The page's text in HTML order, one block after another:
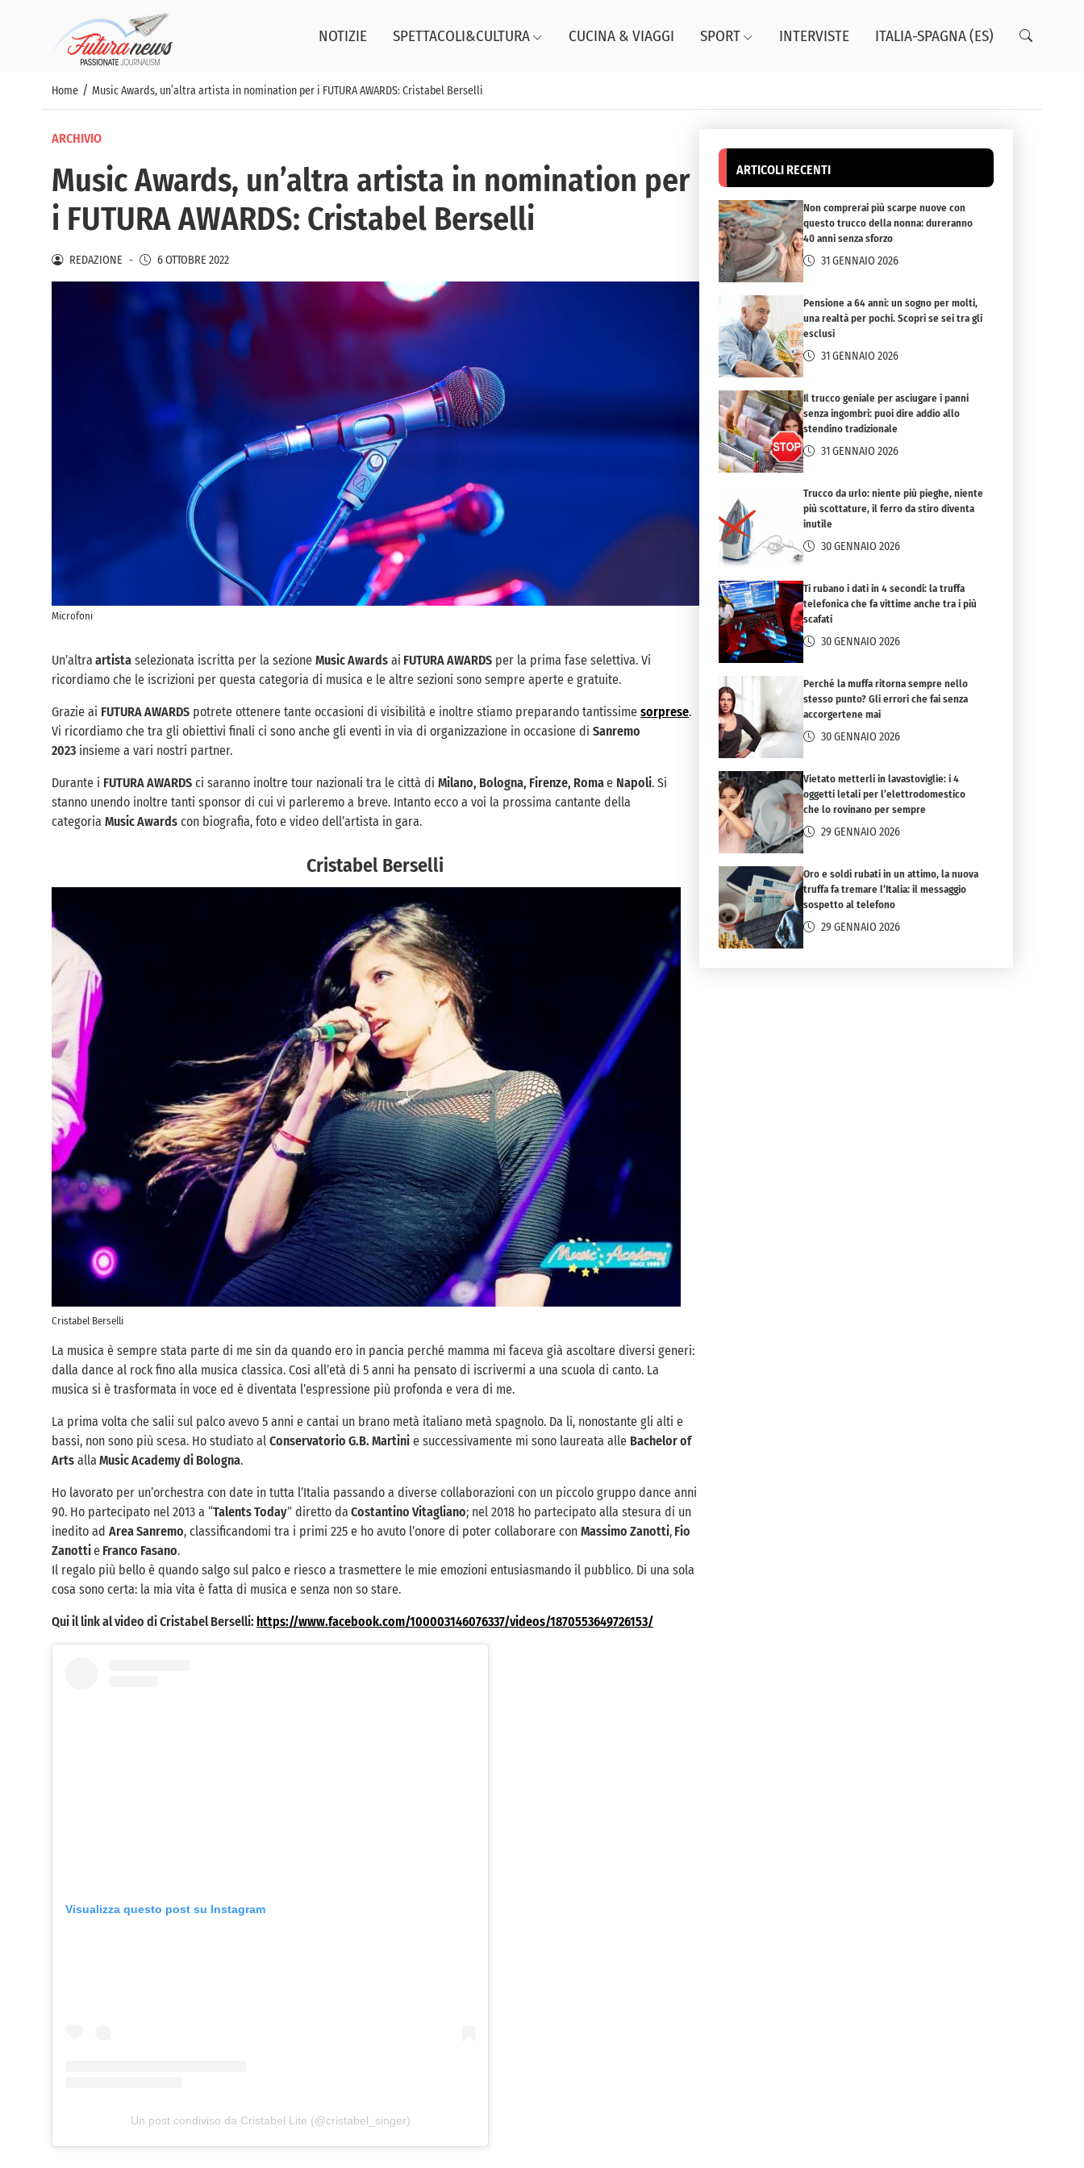
NOTIZIE SPETTACOLI&CULTURA CUCINA & VIAGGI SPORT INTERVISTE ITALIA-SPAGNA (ES)
Home / Music Awards, un’altra artista in nomination per i FUTURA AWARDS: Cristabel Berselli
ARCHIVIO
Music Awards, un’altra artista in nomination per
i FUTURA AWARDS: Cristabel Berselli
REDAZIONE - 6 OTTOBRE 2022
Microfoni
Un’altra artista selezionata iscritta per la sezione Music Awards ai FUTURA AWARDS per la prima fase selettiva. Vi
ricordiamo che le iscrizioni per questa categoria di musica e le altre sezioni sono sempre aperte e gratuite.
Grazie ai FUTURA AWARDS potrete ottenere tante occasioni di visibilità e inoltre stiamo preparando tantissime sorprese.
Vi ricordiamo che tra gli obiettivi finali ci sono anche gli eventi in via di organizzazione in occasione di Sanremo
2023 insieme a vari nostri partner.
Durante i FUTURA AWARDS ci saranno inoltre tour nazionali tra le città di Milano, Bologna, Firenze, Romae Napoli. Si
stanno unendo inoltre tanti sponsor di cui vi parleremo a breve. Intanto ecco a voi la prossima cantante della
categoria Music Awards con biografia, foto e video dell’artista in gara.
Cristabel Berselli
Cristabel Berselli
La musica è sempre stata parte di me sin da quando ero in pancia perché mamma mi faceva già ascoltare diversi generi:
dalla dance al rock fino alla musica classica. Così all’età di 5 anni ha pensato di iscrivermi a una scuola di canto. La
musica si è trasformata in voce ed è diventata l’espressione più profonda e vera di me.
La prima volta che salii sul palco avevo 5 anni e cantai un brano metà italiano metà spagnolo. Da lì, nonostante gli alti e
bassi, non sono più scesa. Ho studiato al Conservatorio G.B. Martini e successivamente mi sono laureata alle Bachelor of
Arts alla Music Academy di Bologna.
Ho lavorato per un’orchestra con date in tutta l’Italia passando a diverse collaborazioni con un piccolo gruppo dance anni
90. Ho partecipato nel 2013 a “Talents Today” diretto da Costantino Vitagliano; nel 2018 ho partecipato alla stesura di un
inedito ad Area Sanremo, classificandomi tra i primi 225 e ho avuto l’onore di poter collaborare con Massimo Zanotti, Fio
Zanottie Franco Fasano.
Il regalo più bello è quando salgo sul palco e riesco a trasmettere le mie emozioni entusiasmando il pubblico. Di una sola
cosa sono certa: la mia vita è fatta di musica e senza non so stare.
Qui il link al video di Cristabel Berselli: https://www.facebook.com/100003146076337/videos/1870553649726153/
Visualizza questo post su Instagram
Un post condiviso da Cristabel Lite (@cristabel_singer)
ARTICOLI RECENTI
Non comprerai più scarpe nuove con
questo trucco della nonna: dureranno
40 anni senza sforzo
31 GENNAIO 2026
Pensione a 64 anni: un sogno per molti,
una realtà per pochi. Scopri se sei tra gli
esclusi
31 GENNAIO 2026
Il trucco geniale per asciugare i panni
senza ingombri: puoi dire addio allo
stendino tradizionale
31 GENNAIO 2026
Trucco da urlo: niente più pieghe, niente
più scottature, il ferro da stiro diventa
inutile
30 GENNAIO 2026
Ti rubano i dati in 4 secondi: la truffa
telefonica che fa vittime anche tra i più
scafati
30 GENNAIO 2026
Perché la muffa ritorna sempre nello
stesso punto? Gli errori che fai senza
accorgertene mai
30 GENNAIO 2026
Vietato metterli in lavastoviglie: i 4
oggetti letali per l’elettrodomestico
che lo rovinano per sempre
29 GENNAIO 2026
Oro e soldi rubati in un attimo, la nuova
truffa fa tremare l’Italia: il messaggio
sospetto al telefono
29 GENNAIO 2026